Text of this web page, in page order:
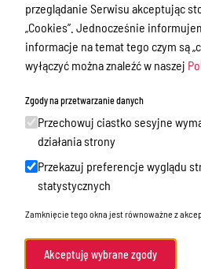
Informacje o naborze
Zamówienia Publiczne
Tablica ogłoszeń
Dyżury Aptek w Powiecie Ostródzkim
Nieodpłatna Pomoc Prawna
Akty Prawne
Rejestry, ewidencje i archiwa
Budżet
Organizacja działania samorządu
powiatowego
przeglądanie Serwisu akceptując
„Cookies”. Jednocześnie
informacje na temat tego czym są
wyłączyć można znaleźć w naszej
Zgody na przetwarzanie danych
Przechowuj ciastko sesyjne
działania strony
Przekazuj preferencje wyglądu
statystycznych
Zamknięcie tego okna jest równoważne z
Akceptuję wybrane zgody